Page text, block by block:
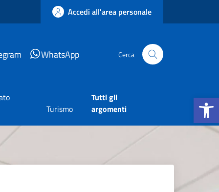
Apri la
Accedi all'area personale
WhatsApp Cerca
Turismo
Tutti gli
argomenti